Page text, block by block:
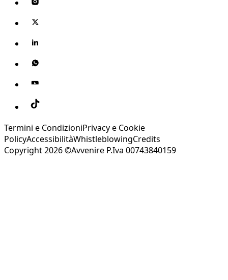
Termini e CondizioniPrivacy e Cookie
PolicyAccessibilitàWhistleblowingCredits
Copyright 2026 ©Avvenire P.Iva 00743840159